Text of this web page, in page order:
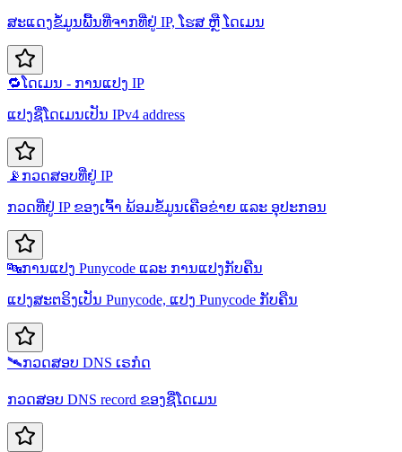
ສະແດງຂໍ້ມູນພື້ນທີ່ຈາກທີ່ຢູ່ IP, ໂຮສ ຫຼື ໂດເມນ
🔁ໂດເມນ - ການແປງ IP
ແປງຊື່ໂດເມນເປັນ IPv4 address
📡 ກວດສອບທີ່ຢູ່ IP
ກວດທີ່ຢູ່ IP ຂອງເຈົ້າ ພ້ອມຂໍ້ມູນເຄືອຂ່າຍ ແລະ ອຸປະກອນ
🔤ການແປງ Punycode ແລະ ການແປງກັບຄືນ
ແປງສະຕຣິງເປັນ Punycode, ແປງ Punycode ກັບຄືນ
🛰️ກວດສອບ DNS ເຣກໍດ
ກວດສອບ DNS record ຂອງຊື່ໂດເມນ